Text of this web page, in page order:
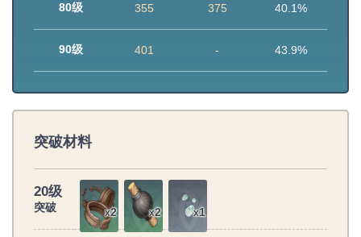
80级 355 375 40.1%
90级 401 - 43.9%
突破材料
20级
突破 x2 x2 x1